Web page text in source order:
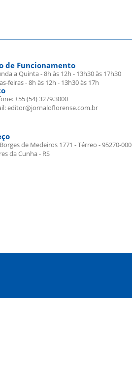
de Funcionamento
a Quinta - 8h às 12h - 13h30 às 17h30
feiras - 8h às 12h - 13h30 às 17h
+55 (54) 3279.3000
editor@jornaloflorense.com.br
de Medeiros 1771 - Térreo - 95270-000
da Cunha - RS